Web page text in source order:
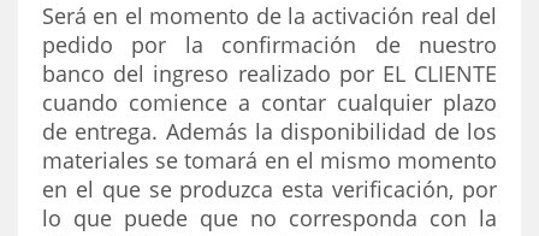
Será en el momento de la activación real del
pedido por la confirmación de nuestro
banco del ingreso realizado por EL CLIENTE
cuando comience a contar cualquier plazo
de entrega. Además la disponibilidad de los
materiales se tomará en el mismo momento
en el que se produzca esta verificación, por
lo que puede que no corresponda con la